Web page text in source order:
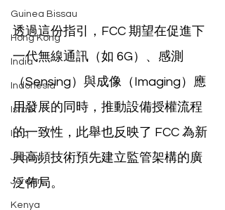
Guinea Bissau
Hong Kong
India
Indonesia
Israel
Iraq
Japan
Jordan
Kenya
透過這份指引，FCC 期望在促進下
一代無線通訊（如 6G）、感測
（Sensing）與成像（Imaging）應
用發展的同時，推動設備授權流程
的一致性，此舉也反映了 FCC 為新
興高頻技術預先建立監管架構的廣
泛佈局。